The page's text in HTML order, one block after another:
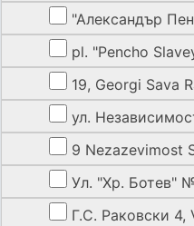
"Александър
pl. "Pencho
19, Georgi Sava
ул.
9 Nezazevimost
Ул. "Хр. Ботев"
Г.С. Раковски 4,